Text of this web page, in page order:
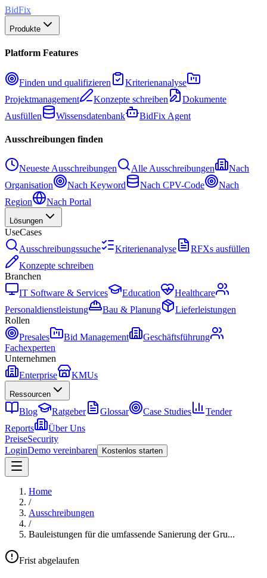
BidFix
Produkte
Platform Features
Finden und qualifizieren
Kriterienanalyse
Projektmanagement
Konzepte schreiben
Dokumente
Ausfüllen
Wissensdatenbank BidFix Agent
Ausschreibungen finden
Neueste Ausschreibungen Alle Ausschreibungen
Nach
Organisation
Nach Keyword Nach CPV-Code
Nach
Region
Nach Portal
Lösungen
UseCases
Ausschreibungssuche
Kriterienanalyse
RFXs ausfüllen
Konzepte schreiben
Branchen
IT Software & Services
Education
Healthcare
Personaldienstleistung
Bau & Planung
Lieferleistungen
Rollen
Presales
Bid Management
Geschäftsführung
Fachexperten
Unternehmen
Enterprise
KMUs
Ressourcen
Blog Ratgeber Glossar Case Studies
Tender
Reports
Über Uns
PreiseSecurity
LoginDemo vereinbaren Kostenlos starten
Home
/
Ausschreibungen
/
Bauleistungen für die umfassende Sanierung der Gru...
Frist abgelaufen